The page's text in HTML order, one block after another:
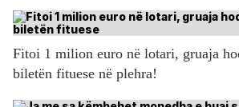
Fitoi 1 milion euro në lotari, gruaja
biletën fituese në plehra!